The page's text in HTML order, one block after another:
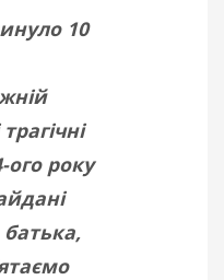
10
ого року
батька,